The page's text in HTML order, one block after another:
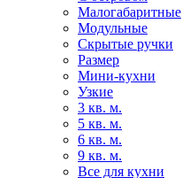
Малогабаритные
Модульные
Скрытые ручки
Размер
Мини-кухни
Узкие
3 кв. м.
5 кв. м.
6 кв. м.
9 кв. м.
Все для кухни